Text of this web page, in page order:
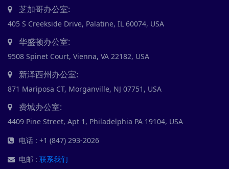
芝加哥办公室:
405 S Creekside Drive, Palatine, IL 60074, USA
华盛顿办公室:
9508 Spinet Court, Vienna, VA 22182, USA
新泽西州办公室:
871 Mariposa CT, Morganville, NJ 07751, USA
费城办公室:
4409 Pine Street, Apt 1, Philadelphia PA 19104, USA
电话 : +1 (847) 293-2026
电邮 : 联系我们